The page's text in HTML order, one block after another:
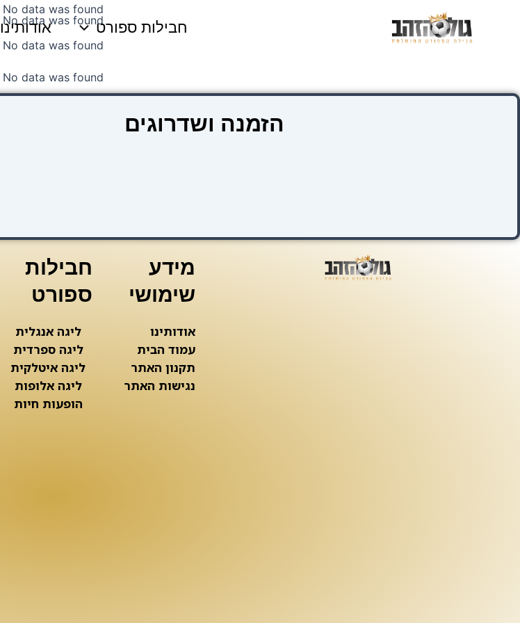
חבילות ספורט אודותינו
No data was found
No data was found
No data was found
No data was found
הזמנה ושדרוגים
מידע
שימושי
אודותינו
עמוד הבית
תקנון האתר
נגישות האתר
חבילות
ספורט
ליגה אנגלית
ליגה ספרדית
ליגה איטלקית
ליגה אלופות
הופעות חיות